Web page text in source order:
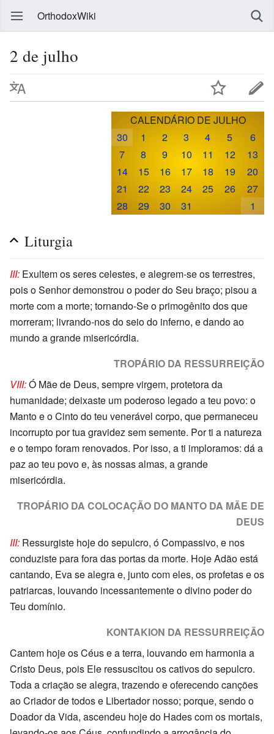
OrthodoxWiki
2 de julho
CALENDÁRIO DE JULHO
30
1 2 3 4 5
6
7
8 9 10 11 12
13
14
15 16 17 18 19
20
21
22 23 24 25 26
27
28
29 30 31 1
Liturgia
III: Exultem os seres celestes, e alegrem-se os terrestres,
pois o Senhor demonstrou o poder do Seu braço; pisou a
morte com a morte; tornando-Se o primogênito dos que
morreram; livrando-nos do seio do inferno, e dando ao
mundo a grande misericórdia.
TROPÁRIO DA RESSURREIÇÃO
VIII:Ó Mãe de Deus, sempre virgem, protetora da
humanidade; deixaste um poderoso legado a teu povo: o
Manto e o Cinto do teu venerável corpo, que permaneceu
incorrupto por tua gravidez sem semente. Por ti a natureza
e o tempo foram renovados. Por isso, a ti imploramos: dá a
paz ao teu povo e, às nossas almas, a grande
misericórdia.
TROPÁRIO DA COLOCAÇÃO DO MANTO DA MÃE DE
DEUS
III: Ressurgiste hoje do sepulcro, ó Compassivo, e nos
conduziste para fora das portas da morte. Hoje Adão está
cantando, Eva se alegra e, junto com eles, os profetas e os
patriarcas, louvando incessantemente o divino poder do
Teu domínio.
KONTAKION DA RESSURREIÇÃO
Cantem hoje os Céus e a terra, louvando em harmonia a
Cristo Deus, pois Ele ressuscitou os cativos do sepulcro.
Toda a criação se alegra, trazendo e oferecendo canções
ao Criador de todos e Libertador nosso; porque, sendo o
Doador da Vida, ascendeu hoje do Hades com os mortais,